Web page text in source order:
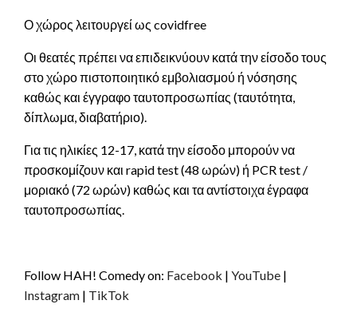
Ο χώρος λειτουργεί ως covidfree
Οι θεατές πρέπει να επιδεικνύουν κατά την είσοδο τους
στο χώρο πιστοποιητικό εμβολιασμού ή νόσησης
καθώς και έγγραφο ταυτοπροσωπίας (ταυτότητα,
δίπλωμα, διαβατήριο).
Για τις ηλικίες 12-17, κατά την είσοδο μπορούν να
προσκομίζουν και rapid test (48 ωρών) ή PCR test /
μοριακό (72 ωρών) καθώς και τα αντίστοιχα έγραφα
ταυτοπροσωπίας.
Follow HAH! Comedy on: Facebook | YouTube |
Instagram | TikTok